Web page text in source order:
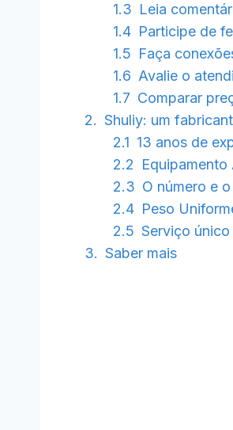
Leia
Participe de
Faça
Avalie o
Comparar
Shuliy: um
13 anos de
O número e
Peso
Serviço único
Saber mais